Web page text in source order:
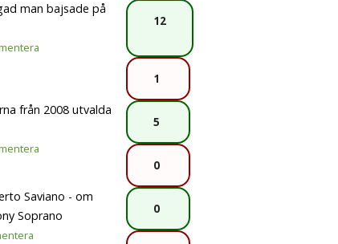
man bajsade på
12
1
från 2008 utvalda
5
0
Saviano - om
Soprano
0